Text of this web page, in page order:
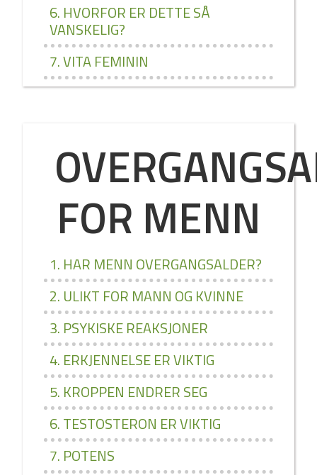
6. HVORFOR ER DETTE SÅ
VANSKELIG?
7. VITA FEMININ
FOR MENN
1. HAR MENN OVERGANGSALDER?
2. ULIKT FOR MANN OG KVINNE
3. PSYKISKE REAKSJONER
4. ERKJENNELSE ER VIKTIG
5. KROPPEN ENDRER SEG
6. TESTOSTERON ER VIKTIG
7. POTENS